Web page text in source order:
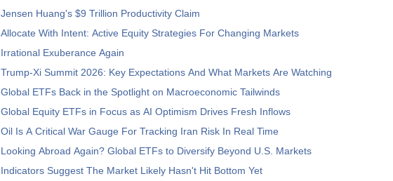
Jensen Huang's $9 Trillion Productivity Claim
Allocate With Intent: Active Equity Strategies For Changing Markets
Irrational Exuberance Again
Trump-Xi Summit 2026: Key Expectations And What Markets Are Watching
Global ETFs Back in the Spotlight on Macroeconomic Tailwinds
Global Equity ETFs in Focus as AI Optimism Drives Fresh Inflows
Oil Is A Critical War Gauge For Tracking Iran Risk In Real Time
Looking Abroad Again? Global ETFs to Diversify Beyond U.S. Markets
Indicators Suggest The Market Likely Hasn't Hit Bottom Yet